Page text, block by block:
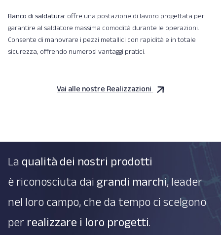
Banco di saldatura: offre una postazione di lavoro progettata per
garantire al saldatore massima comodità durante le operazioni.
Consente di manovrare i pezzi metallici con rapidità e in totale
sicurezza, offrendo numerosi vantaggi pratici.
Vai alle nostre Realizzazioni
Laqualità dei nostri prodotti
è riconosciuta daigrandi marchi, leader
nel loro campo, che da tempo ci scelgono
perrealizzare i loro progetti.